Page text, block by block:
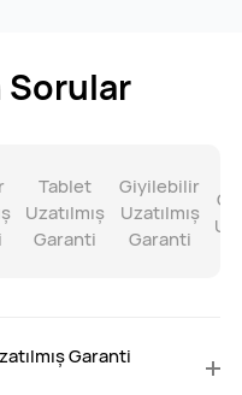
Sorular
Tablet
Uzatılmış
Garanti
Giyilebilir
Uzatılmış
Garanti
Garanti